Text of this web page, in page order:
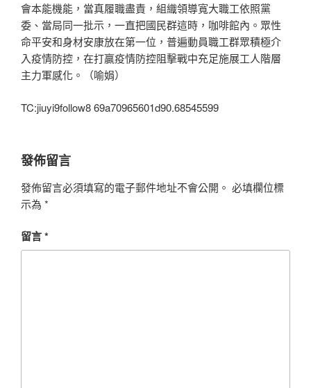
會本能機能，當真履職盡責，組織領導寬大職工依照黨
委、當局同一批示，一直把國民群這時，咖啡館內。眾性
命平安和身材安康放在第一位，普遍動員職工群眾積極介
入疫情防控，在打贏疫情防控阻擊戰中充足施展工人階層
主力軍感化。（喻娟）
TC:jiuyi9follow8 69a70965601d90.68545599
發佈留言
發佈留言必須填寫的電子郵件地址不會公開。 必填欄位標
示為 *
留言*